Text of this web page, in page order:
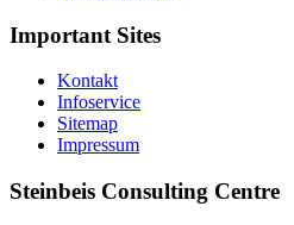
Important Sites
Kontakt
Infoservice
Sitemap
Impressum
Steinbeis Consulting Centre